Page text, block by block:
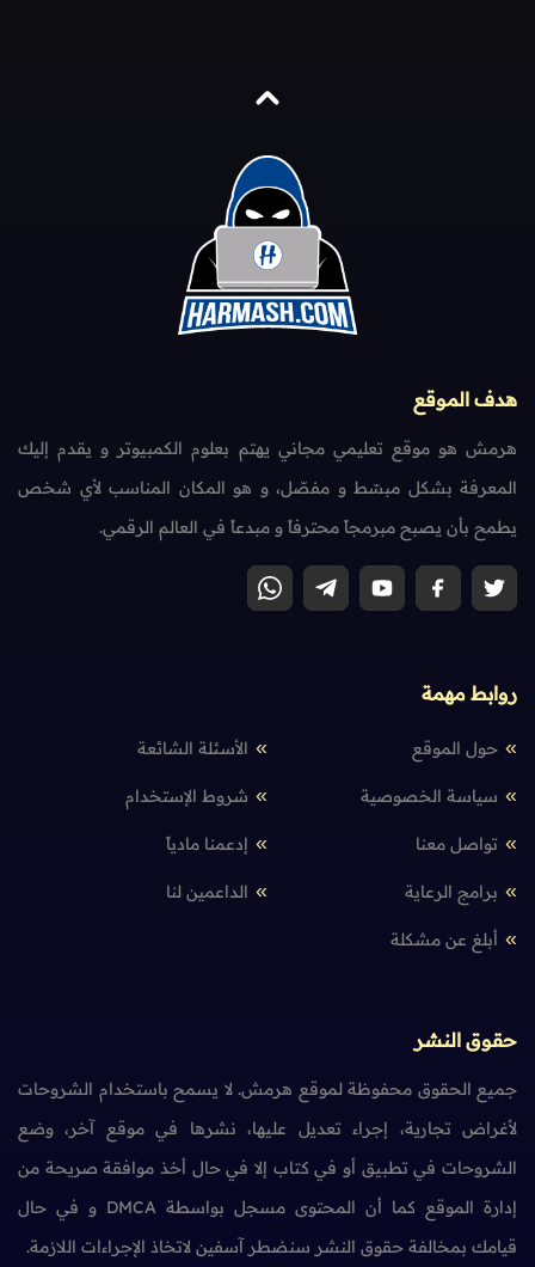
هدف الموقع
هرمش هو موقع تعليمي مجاني يهتم بعلوم الكمبيوتر و يقدم إليك
المعرفة بشكل مبسّط و مفصّل، و هو المكان المناسب لأي شخص
يطمح بأن يصبح مبرمجاً محترفاً و مبدعاً في العالم الرقمي.
روابط مهمة
حول الموقع الأسئلة الشائعة
سياسة الخصوصية شروط الإستخدام
تواصل معنا إدعمنا مادياً
برامج الرعاية الداعمين لنا
أبلغ عن مشكلة
حقوق النشر
جميع الحقوق محفوظة لموقع هرمش. لا يسمح باستخدام الشروحات
لأغراض تجارية، إجراء تعديل عليها، نشرها في موقع آخر، وضع
الشروحات في تطبيق أو في كتاب إلا في حال أخذ موافقة صريحة من
إدارة الموقع كما أن المحتوى مسجل بواسطة DMCA و في حال
قيامك بمخالفة حقوق النشر سنضطر آسفين لاتخاذ الإجراءات اللازمة.